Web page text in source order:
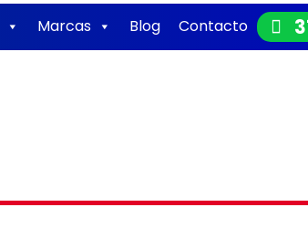
Marcas Blog Contacto